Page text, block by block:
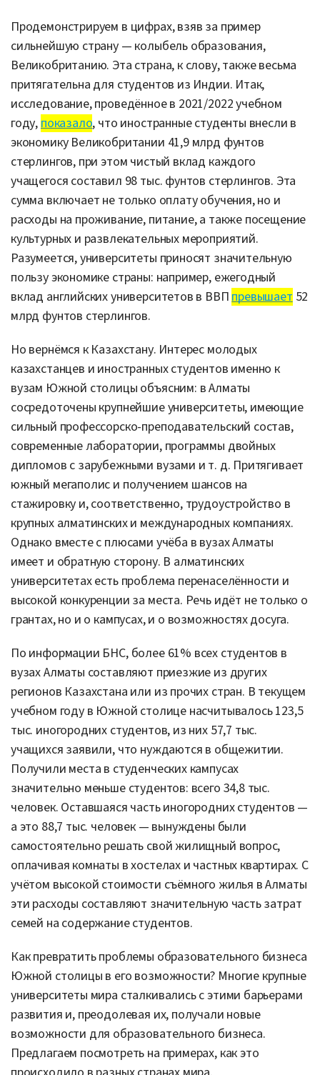
Продемонстрируем в цифрах, взяв за пример
сильнейшую страну — колыбель образования,
Великобританию. Эта страна, к слову, также весьма
притягательна для студентов из Индии. Итак,
исследование, проведённое в 2021/2022 учебном
году, показало, что иностранные студенты внесли в
экономику Великобритании 41,9 млрд фунтов
стерлингов, при этом чистый вклад каждого
учащегося составил 98 тыс. фунтов стерлингов. Эта
сумма включает не только оплату обучения, но и
расходы на проживание, питание, а также посещение
культурных и развлекательных мероприятий.
Разумеется, университеты приносят значительную
пользу экономике страны: например, ежегодный
вклад английских университетов в ВВП превышает 52
млрд фунтов стерлингов.
Но вернёмся к Казахстану. Интерес молодых
казахстанцев и иностранных студентов именно к
вузам Южной столицы объясним: в Алматы
сосредоточены крупнейшие университеты, имеющие
сильный профессорско-преподавательский состав,
современные лаборатории, программы двойных
дипломов с зарубежными вузами и т. д. Притягивает
южный мегаполис и получением шансов на
стажировку и, соответственно, трудоустройство в
крупных алматинских и международных компаниях.
Однако вместе с плюсами учёба в вузах Алматы
имеет и обратную сторону. В алматинских
университетах есть проблема перенаселённости и
высокой конкуренции за места. Речь идёт не только о
грантах, но и о кампусах, и о возможностях досуга.
По информации БНС, более 61% всех студентов в
вузах Алматы составляют приезжие из других
регионов Казахстана или из прочих стран. В текущем
учебном году в Южной столице насчитывалось 123,5
тыс. иногородних студентов, из них 57,7 тыс.
учащихся заявили, что нуждаются в общежитии.
Получили места в студенческих кампусах
значительно меньше студентов: всего 34,8 тыс.
человек. Оставшаяся часть иногородних студентов —
а это 88,7 тыс. человек — вынуждены были
самостоятельно решать свой жилищный вопрос,
оплачивая комнаты в хостелах и частных квартирах. С
учётом высокой стоимости съёмного жилья в Алматы
эти расходы составляют значительную часть затрат
семей на содержание студентов.
Как превратить проблемы образовательного бизнеса
Южной столицы в его возможности? Многие крупные
университеты мира сталкивались с этими барьерами
развития и, преодолевая их, получали новые
возможности для образовательного бизнеса.
Предлагаем посмотреть на примерах, как это